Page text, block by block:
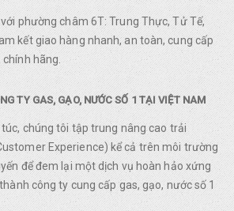
phường châm 6T: Trung Thực, Tử Tế,
kết giao hàng nhanh, an toàn, cung cấp
hãng.
TY GAS, GẠO, NƯỚC SỐ 1 TẠI VIỆT NAM
chúng tôi tập trung nâng cao trải
Experience) kể cả trên môi trường
để đem lại một dịch vụ hoàn hảo xứng
công ty cung cấp gas, gạo, nước số 1